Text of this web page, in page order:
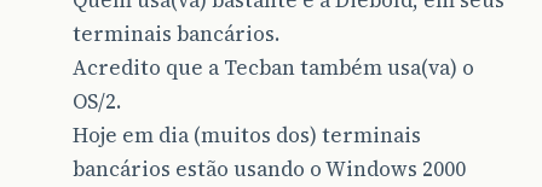
terminais bancários.
Acredito que a Tecban também usa(va) o
OS/2.
Hoje em dia (muitos dos) terminais
bancários estão usando o Windows 2000